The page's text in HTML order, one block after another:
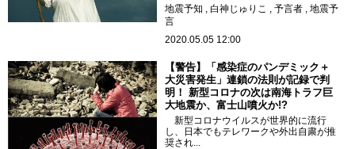
地震予知
白神じゅりこ 予言者
地震予
言
2020.05.05 12:00
【警告】「感染症のパンデミック＋
大災害発生」連鎖の法則が記録で判
明！ 新型コロナの次は南海トラフ巨
大地震か、富士山噴火か!?
新型コロナウイルスが世界的に流行
し、日本でもテレワークや外出自粛が推
奨され...